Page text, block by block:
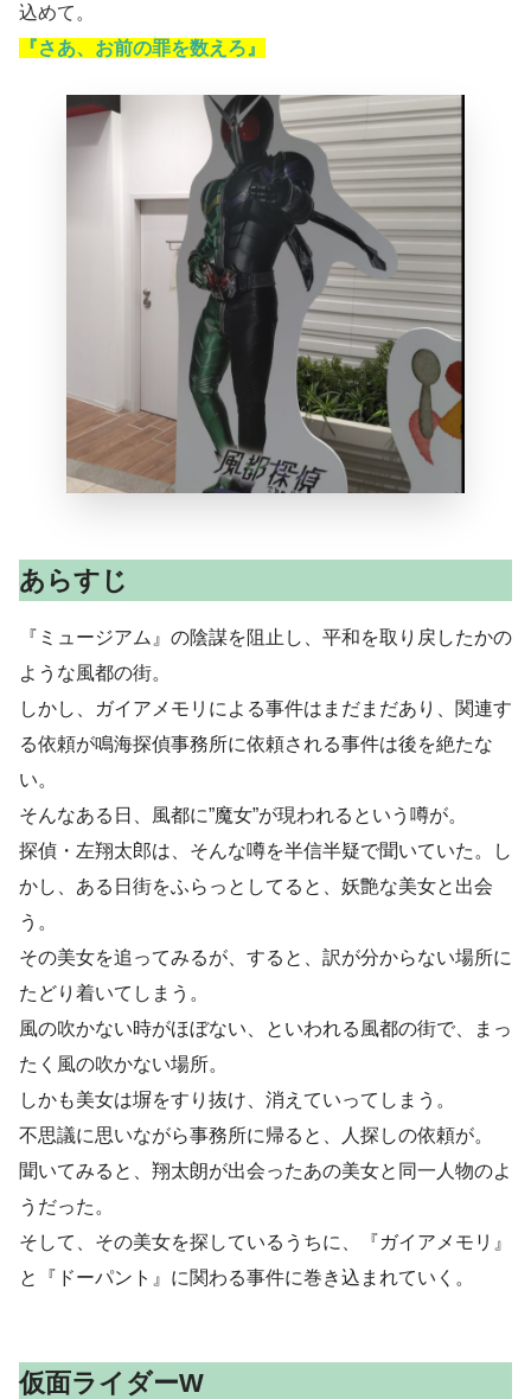
込めて。
『さあ、お前の罪を数えろ』
あらすじ
『ミュージアム』の陰謀を阻止し、平和を取り戻したかの
ような風都の街。
しかし、ガイアメモリによる事件はまだまだあり、関連す
る依頼が鳴海探偵事務所に依頼される事件は後を絶たな
い。
そんなある日、風都に”魔女”が現われるという噂が。
探偵・左翔太郎は、そんな噂を半信半疑で聞いていた。し
かし、ある日街をふらっとしてると、妖艶な美女と出会
う。
その美女を追ってみるが、すると、訳が分からない場所に
たどり着いてしまう。
風の吹かない時がほぼない、といわれる風都の街で、まっ
たく風の吹かない場所。
しかも美女は塀をすり抜け、消えていってしまう。
不思議に思いながら事務所に帰ると、人探しの依頼が。
聞いてみると、翔太朗が出会ったあの美女と同一人物のよ
うだった。
そして、その美女を探しているうちに、『ガイアメモリ』
と『ドーパント』に関わる事件に巻き込まれていく。
仮面ライダーW